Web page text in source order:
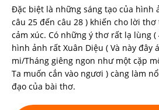
Đặc biệt là những sáng tạo của hình
câu 25 đến câu 28 ) khiến cho lời thơ
cảm xúc. Có những ý thơ rất lạ lùng
hình ảnh rất Xuân Diệu ( Và này đây
mi/Tháng giêng ngon như một cặp
Ta muốn cắn vào ngươi ) càng làm
đạo của bài thơ.